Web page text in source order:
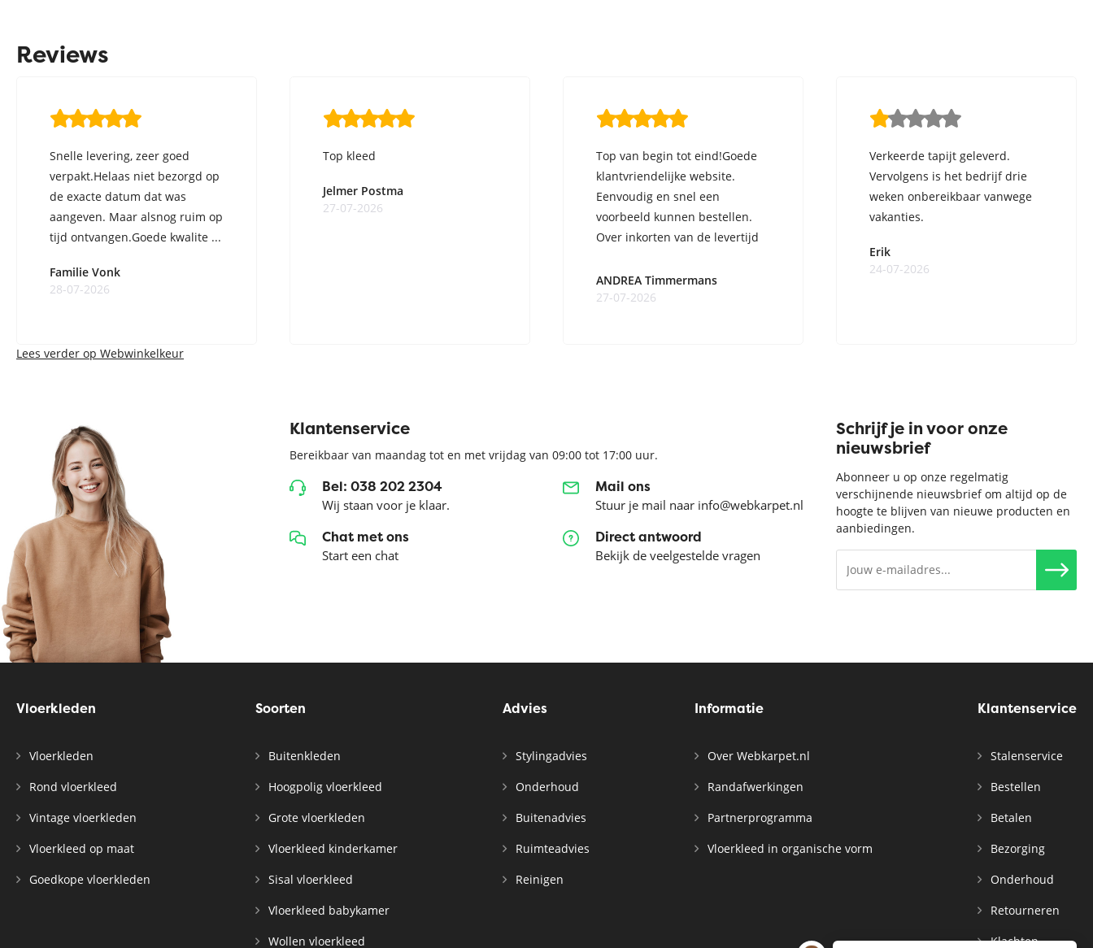
Reviews
Snelle levering, zeer goed
verpakt.Helaas niet bezorgd op
de exacte datum dat was
aangeven. Maar alsnog ruim op
tijd ontvangen.Goede kwalite ...
Familie Vonk
28-07-2026
Top kleed
Jelmer Postma
27-07-2026
Top van begin tot eind!Goede
klantvriendelijke website.
Eenvoudig en snel een
voorbeeld kunnen bestellen.
Over inkorten van de levertijd
ANDREA Timmermans
27-07-2026
Verkeerde tapijt geleverd.
Vervolgens is het bedrijf drie
weken onbereikbaar vanwege
vakanties.
Erik
24-07-2026
Lees verder op Webwinkelkeur
Klantenservice
Bereikbaar van maandag tot en met vrijdag van 09:00 tot 17:00 uur.
Bel: 038 202 2304
Wij staan voor je klaar.
Mail ons
Stuur je mail naar info@webkarpet.nl
Chat met ons
Start een chat
Direct antwoord
Bekijk de veelgestelde vragen
Schrijf je in voor onze
nieuwsbrief
Abonneer u op onze regelmatig
verschijnende nieuwsbrief om altijd op de
hoogte te blijven van nieuwe producten en
aanbiedingen.
Vloerkleden
Vloerkleden
Rond vloerkleed
Vintage vloerkleden
Vloerkleed op maat
Goedkope vloerkleden
Soorten
Buitenkleden
Hoogpolig vloerkleed
Grote vloerkleden
Vloerkleed kinderkamer
Sisal vloerkleed
Vloerkleed babykamer
Wollen vloerkleed
Advies
Stylingadvies
Onderhoud
Buitenadvies
Ruimteadvies
Reinigen
Informatie
Over Webkarpet.nl
Randafwerkingen
Partnerprogramma
Vloerkleed in organische vorm
Klantenservice
Stalenservice
Bestellen
Betalen
Bezorging
Onderhoud
Retourneren
Klachten